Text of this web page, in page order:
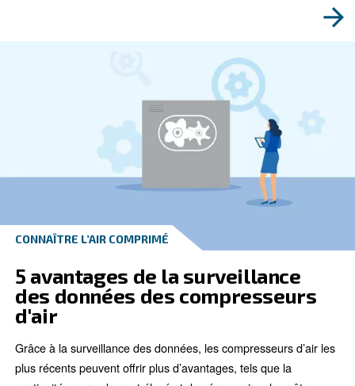
d’exploitation. Innover pour réduire les coûts
MODE D'EMPLOI